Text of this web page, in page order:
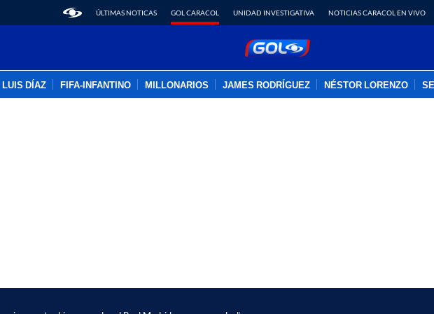
ÚLTIMAS NOTICAS GOL CARACOL UNIDAD INVESTIGATIVA NOTICIAS CARACOL EN VIVO
LUIS DÍAZ FIFA-INFANTINO MILLONARIOS JAMES RODRÍGUEZ NÉSTOR LORENZO